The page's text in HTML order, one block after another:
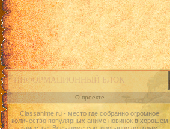
ИНФОРМАЦИОННЫЙ БЛОК
О проекте
Classanime.ru - место где собранно огромное
количество популярных аниме новинок в хорошем